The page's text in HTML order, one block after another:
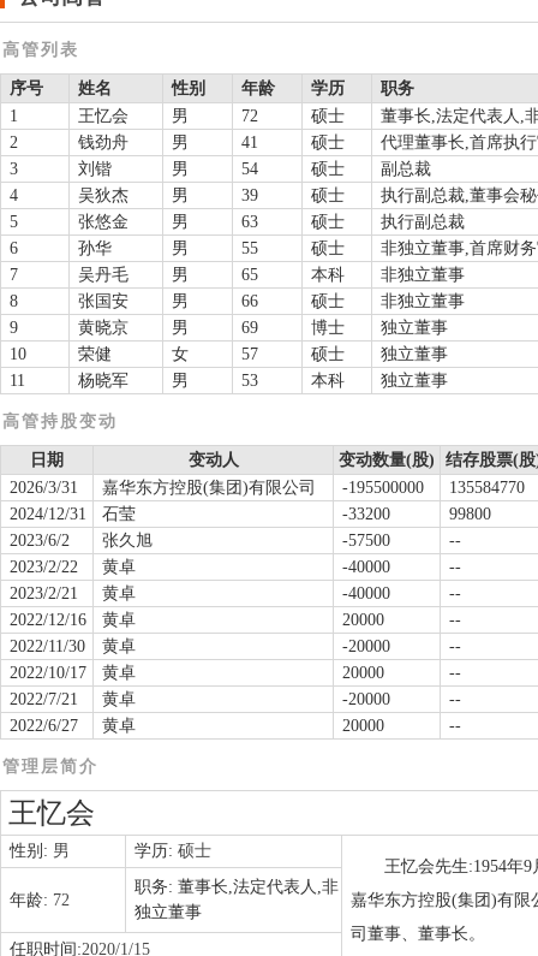
高管列表
序号 姓名 性别 年龄 学历
职务
1
王忆会 男 72 硕士
董事长,法定代表人,
2
钱劲舟 男 41 硕士
代理董事长,首席执
3
刘锴 男 54 硕士
副总裁
4
吴狄杰 男 39 硕士
执行副总裁,董事会
5
张悠金 男 63 硕士
执行副总裁
6
孙华 男 55 硕士
非独立董事,首席财
7
吴丹毛 男 65 本科
非独立董事
8
张国安 男 66 硕士
非独立董事
9
黄晓京 男 69 博士
独立董事
10
荣健 女 57 硕士
独立董事
11
杨晓军 男 53 本科 独立董事
高管持股变动
日期 变动人 变动数量(股)
结存股票(
2026/3/31
嘉华东方控股(集团)有限公司 -195500000
135584770
2024/12/31
石莹 -33200
99800
2023/6/2
张久旭 -57500
--
2023/2/22
黄卓 -40000
--
2023/2/21
黄卓 -40000
--
2022/12/16
黄卓 20000
--
2022/11/30
黄卓 -20000
--
2022/10/17
黄卓 20000
--
2022/7/21
黄卓 -20000
--
2022/6/27
黄卓 20000 --
管理层简介
王忆会
性别: 男 学历: 硕士
王忆会先生:1954年
嘉华东方控股(集团)有限
司董事、董事长。
年龄: 72
职务: 董事长,法定代表人,非
独立董事
任职时间:2020/1/15